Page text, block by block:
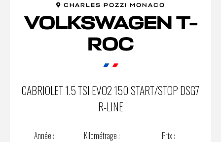
CHARLES POZZI MONACO
VOLKSWAGEN T-
ROC
CABRIOLET 1.5 TSI EVO2 150 START/STOP DSG7
R-LINE
Année : Kilométrage : Prix :